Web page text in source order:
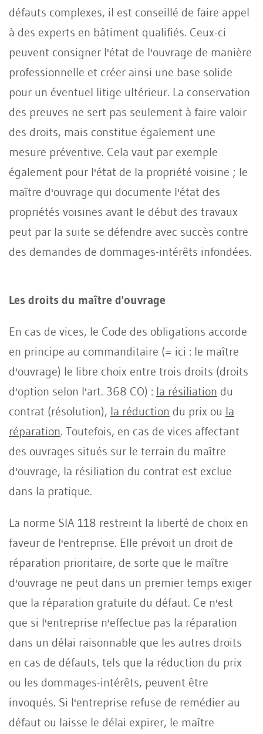
défauts complexes, il est conseillé de faire appel
à des experts en bâtiment qualifiés. Ceux-ci
peuvent consigner l'état de l'ouvrage de manière
professionnelle et créer ainsi une base solide
pour un éventuel litige ultérieur. La conservation
des preuves ne sert pas seulement à faire valoir
des droits, mais constitue également une
mesure préventive. Cela vaut par exemple
également pour l'état de la propriété voisine ; le
maître d'ouvrage qui documente l'état des
propriétés voisines avant le début des travaux
peut par la suite se défendre avec succès contre
des demandes de dommages-intérêts infondées.
Les droits du maître d'ouvrage
En cas de vices, le Code des obligations accorde
en principe au commanditaire (= ici : le maître
d'ouvrage) le libre choix entre trois droits (droits
d'option selon l'art. 368 CO) : la résiliation du
contrat (résolution), la réduction du prix ou la
réparation. Toutefois, en cas de vices affectant
des ouvrages situés sur le terrain du maître
d'ouvrage, la résiliation du contrat est exclue
dans la pratique.
La norme SIA 118 restreint la liberté de choix en
faveur de l'entreprise. Elle prévoit un droit de
réparation prioritaire, de sorte que le maître
d'ouvrage ne peut dans un premier temps exiger
que la réparation gratuite du défaut. Ce n'est
que si l'entreprise n'effectue pas la réparation
dans un délai raisonnable que les autres droits
en cas de défauts, tels que la réduction du prix
ou les dommages-intérêts, peuvent être
invoqués. Si l'entreprise refuse de remédier au
défaut ou laisse le délai expirer, le maître